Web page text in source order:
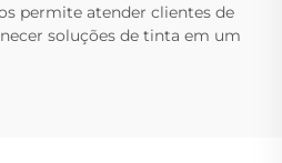
permite atender clientes de
soluções de tinta em um